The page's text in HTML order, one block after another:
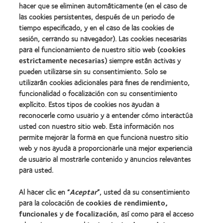
100)
(2012)
Premio
de
la
Industria
de
la
BCLA
Nuestros productos
Encuentre su lente
Tecnología para lentes de contacto
Lentes de contacto y visión
Usuario experimentado
Blog
hacer que se eliminen automáticamente (en el caso de
las cookies persistentes, después de un periodo de
tiempo especificado, y en el caso de las cookies de
sesión, cerrando su navegador). Las cookies necesarias
para el funcionamiento de nuestro sitio web (cookies
estrictamente necesarias) siempre están activas y
pueden utilizarse sin su consentimiento. Solo se
utilizarán cookies adicionales para fines de rendimiento,
funcionalidad o focalización con su consentimiento
explícito. Estos tipos de cookies nos ayudan a
reconocerle como usuario y a entender cómo interactúa
usted con nuestro sitio web. Esta información nos
permite mejorar la forma en que funciona nuestro sitio
web y nos ayuda a proporcionarle una mejor experiencia
de usuario al mostrarle contenido y anuncios relevantes
para usted.
Al hacer clic en “Aceptar”, usted da su consentimiento
para la colocación decookies de rendimiento,
funcionalesyde focalización, así como para el acceso